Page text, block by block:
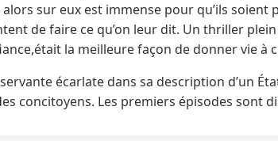
alors sur eux est immense pour qu’ils
de faire ce qu’on leur dit. Un thriller
la meilleure façon de donner vie à
écarlate dans sa description d’un
concitoyens. Les premiers épisodes sont